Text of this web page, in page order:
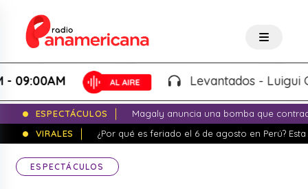
Levantados - Luigui
ESPECTÁCULOS
Magaly anuncia una bomba que
VIRALES
¿Por qué es feriado el 6 de agosto en Perú?
ESPECTÁCULOS